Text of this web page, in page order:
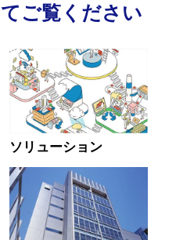
ご覧ください
ソリューション